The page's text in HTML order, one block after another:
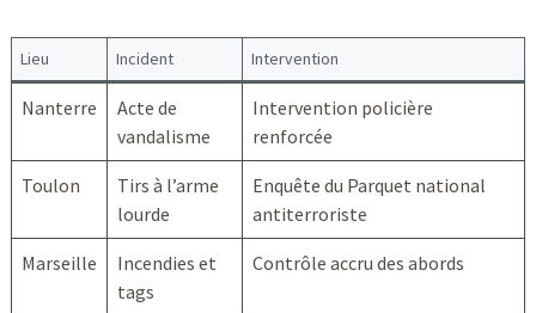
Lieu Incident Intervention
Nanterre
Acte de
vandalisme
Intervention policière
renforcée
Toulon
Tirs à l’arme
lourde
Enquête du Parquet national
antiterroriste
Marseille
Incendies et
tags
Contrôle accru des abords